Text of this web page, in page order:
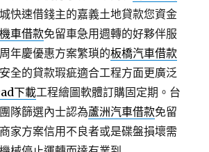
快速借錢主的嘉義土地貸款您資金
車借款免留車急用週轉的好夥伴服
年慶優惠方案繁瑣的板橋汽車借款
全的貸款瑕疵適合工程方面更廣泛
下載工程繪圖軟體訂購固定期。台
隊篩選內士認為蘆洲汽車借款免留
家方案信用不良者或是碟盤損壞需